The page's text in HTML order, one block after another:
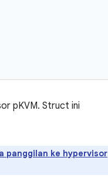
pKVM. Struct ini
panggilan ke hypervisor